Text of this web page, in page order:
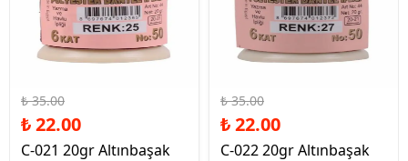
₺ 35.00
₺ 22.00
C-021 20gr Altınbaşak
₺ 35.00
₺ 22.00
C-022 20gr Altınbaşak